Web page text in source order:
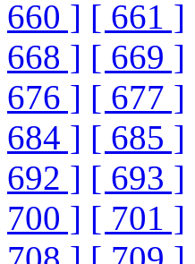
660 ] [ 661 ]
668 ] [ 669 ]
676 ] [ 677 ]
684 ] [ 685 ]
692 ] [ 693 ]
700 ] [ 701 ]